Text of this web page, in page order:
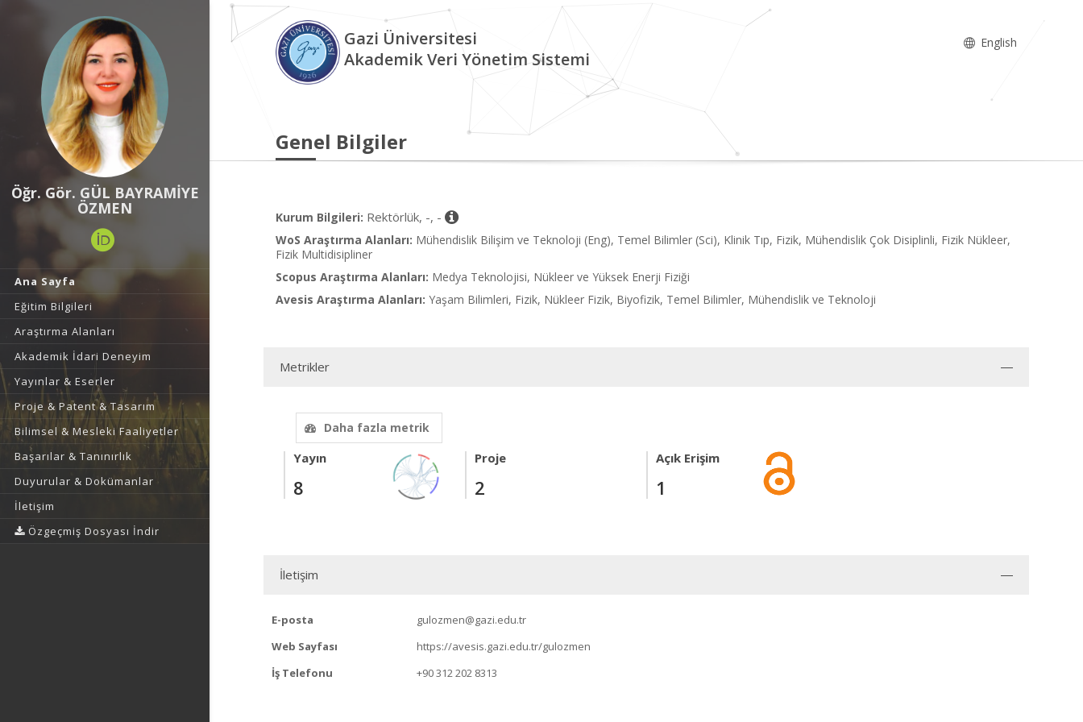
Öğr. Gör. GÜL BAYRAMİYE
ÖZMEN
Ana Sayfa
Eğitim Bilgileri
Araştırma Alanları
Akademik İdari Deneyim
Yayınlar & Eserler
Proje & Patent & Tasarım
Bilimsel & Mesleki Faaliyetler
Başarılar & Tanınırlık
Duyurular & Dokümanlar
İletişim
Özgeçmiş Dosyası İndir
Gazi Üniversitesi
Akademik Veri Yönetim Sistemi
English
Genel Bilgiler
Kurum Bilgileri: Rektörlük, -, -
WoS Araştırma Alanları: Mühendislik Bilişim ve Teknoloji (Eng), Temel Bilimler (Sci), Klinik Tıp, Fizik, Mühendislik Çok Disiplinli, Fizik Nükleer,
Fizik Multidisipliner
Scopus Araştırma Alanları: Medya Teknolojisi, Nükleer ve Yüksek Enerji Fiziği
Avesis Araştırma Alanları: Yaşam Bilimleri, Fizik, Nükleer Fizik, Biyofizik, Temel Bilimler, Mühendislik ve Teknoloji
Metrikler
Daha fazla metrik
Yayın
8
Proje
2
Açık Erişim
1
İletişim
E-posta
gulozmen@gazi.edu.tr
Web Sayfası
https://avesis.gazi.edu.tr/gulozmen
İş Telefonu
+90 312 202 8313